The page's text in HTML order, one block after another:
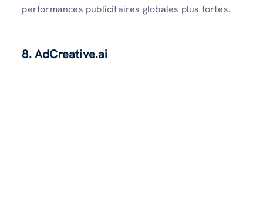
performances publicitaires globales plus fortes.
8. AdCreative.ai